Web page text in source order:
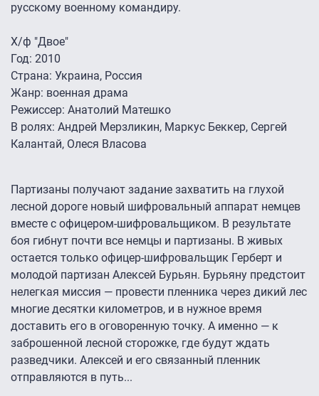
русскому военному командиру.
Х/ф "Двое"
Год: 2010
Страна: Украина, Россия
Жанр: военная драма
Режиссер: Анатолий Матешко
В ролях: Андрей Мерзликин, Маркус Беккер, Сергей
Калантай, Олеся Власова
Партизаны получают задание захватить на глухой
лесной дороге новый шифровальный аппарат немцев
вместе с офицером-шифровальщиком. В результате
боя гибнут почти все немцы и партизаны. В живых
остается только офицер-шифровальщик Герберт и
молодой партизан Алексей Бурьян. Бурьяну предстоит
нелегкая миссия — провести пленника через дикий лес
многие десятки километров, и в нужное время
доставить его в оговоренную точку. А именно — к
заброшенной лесной сторожке, где будут ждать
разведчики. Алексей и его связанный пленник
отправляются в путь...